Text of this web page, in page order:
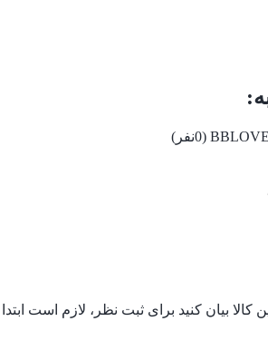
(0نفر)
کالا بیان کنید برای ثبت نظر، لازم است